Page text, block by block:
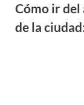
Cómo ir
de la